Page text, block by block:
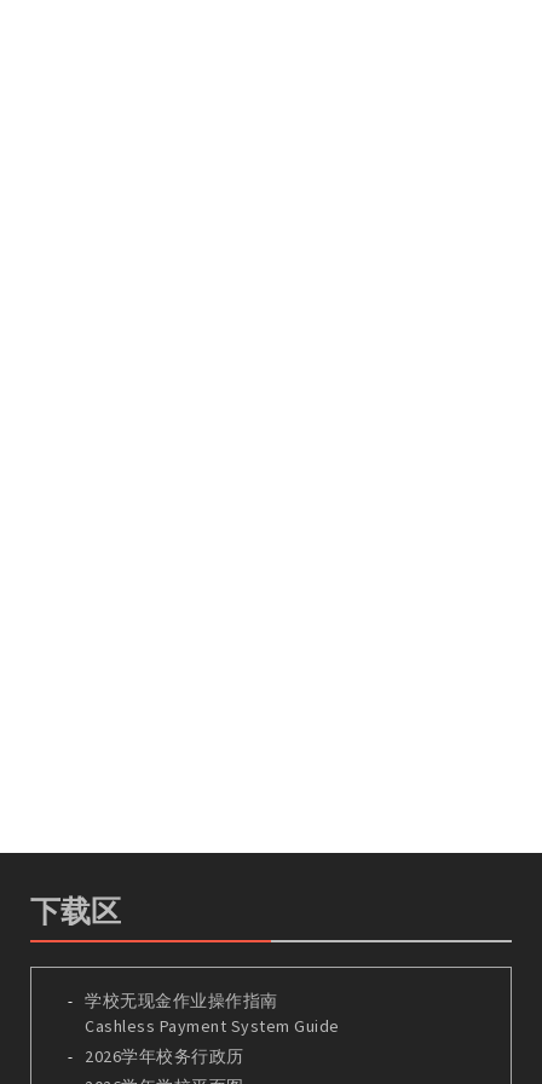
下载区
学校无现金作业操作指南
Cashless Payment System Guide
2026学年校务行政历